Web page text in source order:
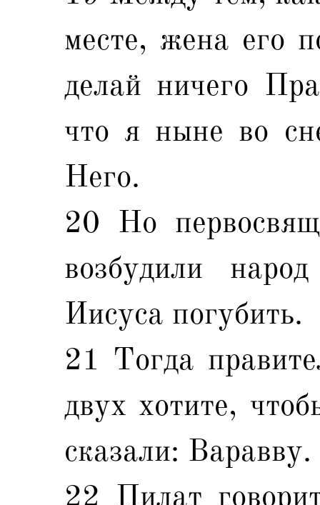
месте, жена его
делай ничего
что я ныне во
Него.
20 Но
возбудили
Иисуса погубить.
21 Тогда
двух хотите,
сказали: Варавву.
22 Пилат